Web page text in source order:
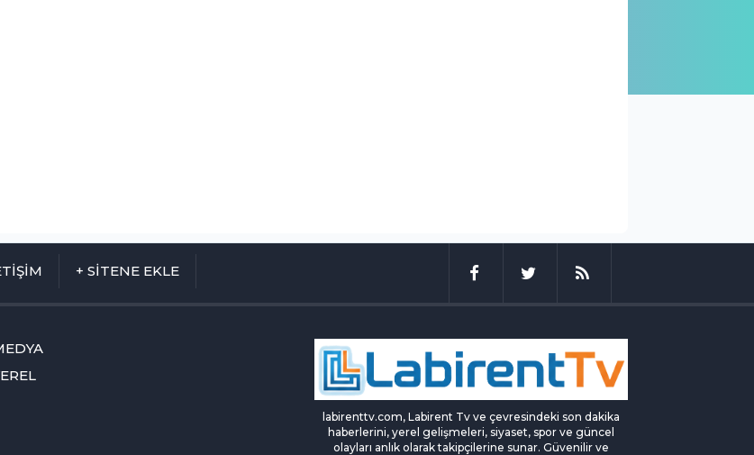
+ SİTENE EKLE
labirenttv.com, Labirent Tv ve çevresindeki son dakika
haberlerini, yerel gelişmeleri, siyaset, spor ve güncel
olayları anlık olarak takipçilerine sunar. Güvenilir ve